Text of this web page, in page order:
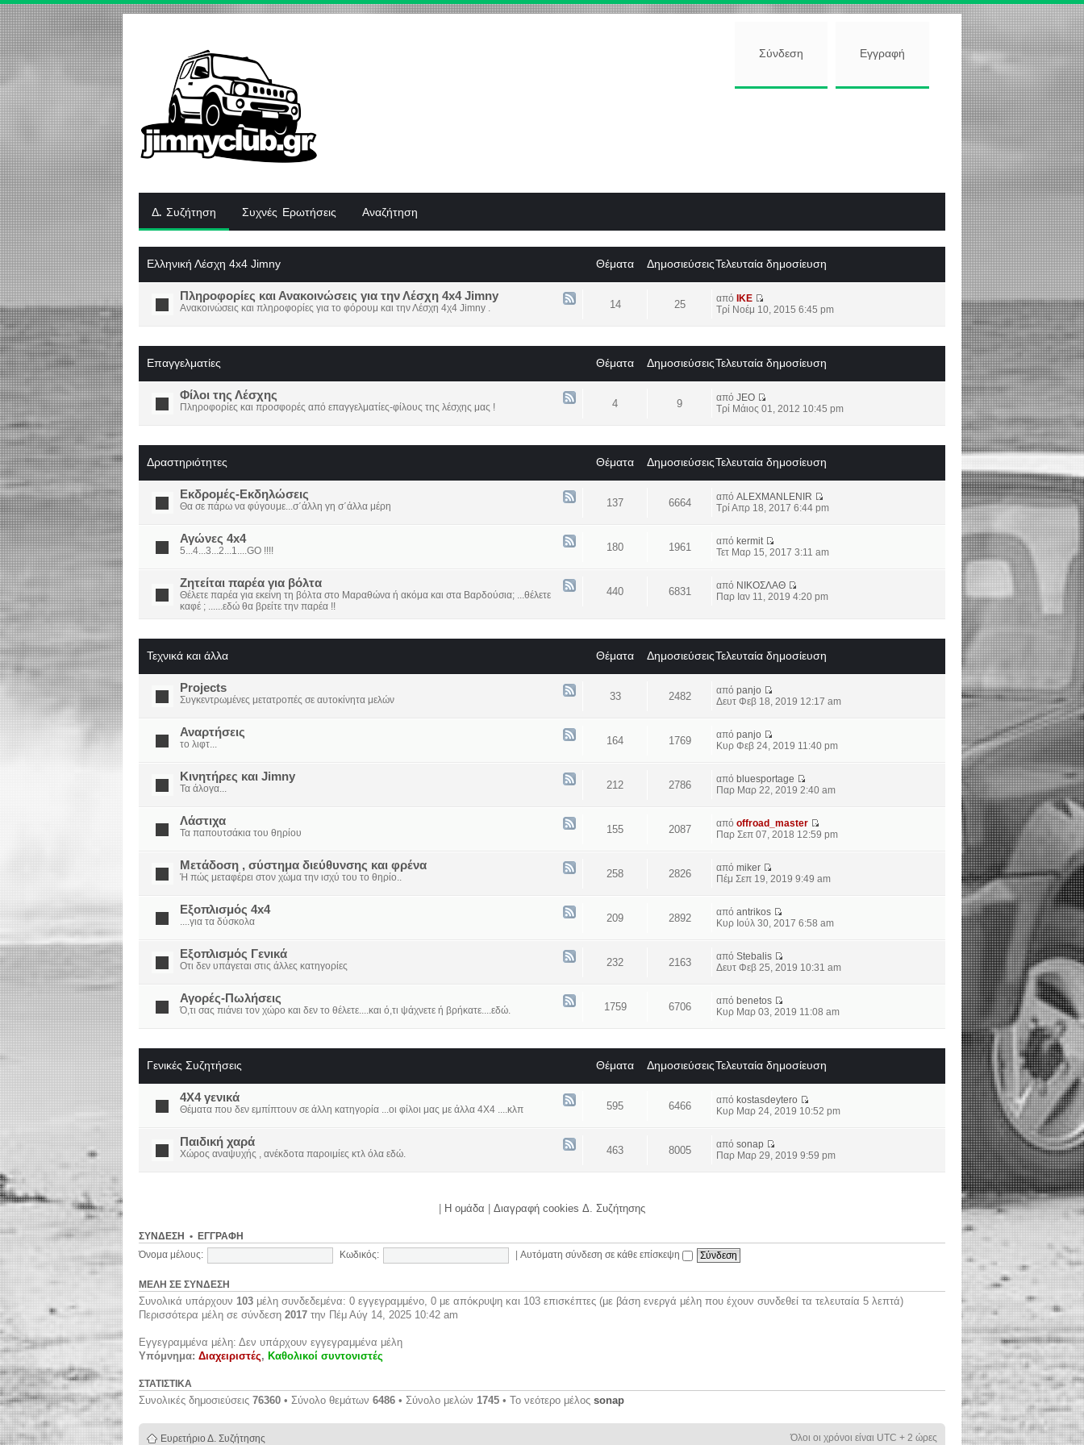
Σύνδεση Εγγραφή
Δ. Συζήτηση Συχνές Ερωτήσεις Αναζήτηση
Ελληνική Λέσχη 4x4 Jimny Θέματα ΔημοσιεύσειςΤελευταία δημοσίευση
Πληροφορίες και Ανακοινώσεις για την Λέσχη 4x4 Jimny
Ανακοινώσεις και πληροφορίες για το φόρουμ και την Λέσχη 4χ4 Jimny . 14 25 από
IKE
Τρί Νοέμ 10, 2015 6:45 pm
Επαγγελματίες Θέματα ΔημοσιεύσειςΤελευταία δημοσίευση
Φίλοι της Λέσχης
Πληροφορίες και προσφορές από επαγγελματίες-φίλους της λέσχης μας ! 4 9 απόJEO
Τρί Μάιος 01, 2012 10:45 pm
Δραστηριότητες Θέματα ΔημοσιεύσειςΤελευταία δημοσίευση
Εκδρομές-Εκδηλώσεις
Θα σε πάρω να φύγουμε...σ΄άλλη γη σ΄άλλα μέρη 137 6664 απόALEXMANLENIR
Τρί Απρ 18, 2017 6:44 pm
Αγώνες 4x4
5...4...3...2...1....GO !!!! 180 1961 από kermit
Τετ Μαρ 15, 2017 3:11 am
Ζητείται παρέα για βόλτα
Θέλετε παρέα για εκείνη τη βόλτα στο Μαραθώνα ή ακόμα και στα Βαρδούσια; ...θέλετε
καφέ ; ......εδώ θα βρείτε την παρέα !!
440 6831 από ΝΙΚΟΣΛΑΘ
Παρ Ιαν 11, 2019 4:20 pm
Τεχνικά και άλλα Θέματα ΔημοσιεύσειςΤελευταία δημοσίευση
Projects
Συγκεντρωμένες μετατροπές σε αυτοκίνητα μελών 33 2482 απόpanjo
Δευτ Φεβ 18, 2019 12:17 am
Αναρτήσεις
το λιφτ... 164 1769 απόpanjo
Κυρ Φεβ 24, 2019 11:40 pm
Κινητήρες και Jimny
Τα άλογα... 212 2786 από bluesportage
Παρ Μαρ 22, 2019 2:40 am
Λάστιχα
Τα παπουτσάκια του θηρίου 155 2087 απόoffroad_master
Παρ Σεπ 07, 2018 12:59 pm
Μετάδοση , σύστημα διεύθυνσης και φρένα
Ή πώς μεταφέρει στον χώμα την ισχύ του το θηρίο.. 258 2826 απόmiker
Πέμ Σεπ 19, 2019 9:49 am
Εξοπλισμός 4x4
....για τα δύσκολα 209 2892 απόantrikos
Κυρ Ιούλ 30, 2017 6:58 am
Εξοπλισμός Γενικά
Οτι δεν υπάγεται στις άλλες κατηγορίες 232 2163 απόStebalis
Δευτ Φεβ 25, 2019 10:31 am
Αγορές-Πωλήσεις
Ό,τι σας πιάνει τον χώρο και δεν το θέλετε....και ό,τι ψάχνετε ή βρήκατε....εδώ. 1759 6706 από benetos
Κυρ Μαρ 03, 2019 11:08 am
Γενικές Συζητήσεις Θέματα ΔημοσιεύσειςΤελευταία δημοσίευση
4X4 γενικά
Θέματα που δεν εμπίπτουν σε άλλη κατηγορία ...οι φίλοι μας με άλλα 4Χ4 ....κλπ 595 6466 από kostasdeytero
Κυρ Μαρ 24, 2019 10:52 pm
Παιδική χαρά
Χώρος αναψυχής , ανέκδοτα παροιμίες κτλ όλα εδώ. 463 8005 απόsonap
Παρ Μαρ 29, 2019 9:59 pm
Η ομάδα Διαγραφή cookies Δ. Συζήτησης
ΣΎΝΔΕΣΗ • ΕΓΓΡΑΦΉ
Όνομα μέλους: Κωδικός: Αυτόματη σύνδεση σε κάθε επίσκεψη
ΜΈΛΗ ΣΕ ΣΎΝΔΕΣΗ
Συνολικά υπάρχουν 103 μέλη συνδεδεμένα: 0 εγγεγραμμένο, 0 με απόκρυψη και 103 επισκέπτες (με βάση ενεργά μέλη που έχουν συνδεθεί τα τελευταία 5 λεπτά)
Περισσότερα μέλη σε σύνδεση 2017 την Πέμ Αύγ 14, 2025 10:42 am
Εγγεγραμμένα μέλη: Δεν υπάρχουν εγγεγραμμένα μέλη
Υπόμνημα: Διαχειριστές, Καθολικοί συντονιστές
ΣΤΑΤΙΣΤΙΚΆ
Συνολικές δημοσιεύσεις 76360 • Σύνολο θεμάτων 6486 • Σύνολο μελών 1745 • Το νεότερο μέλος sonap
Ευρετήριο Δ. Συζήτησης Όλοι οι χρόνοι είναι UTC + 2 ώρες